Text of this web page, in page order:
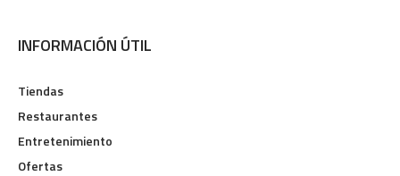
INFORMACIÓN ÚTIL
Tiendas
Restaurantes
Entretenimiento
Ofertas